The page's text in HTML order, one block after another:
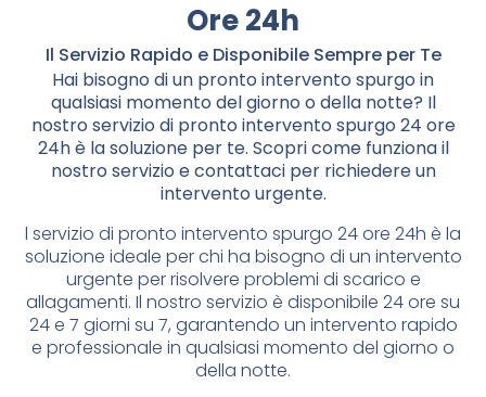
Ore 24h
Il Servizio Rapido e Disponibile Sempre per Te
Hai bisogno di un pronto intervento spurgo in
qualsiasi momento del giorno o della notte? Il
nostro servizio di pronto intervento spurgo 24 ore
24h è la soluzione per te. Scopri come funziona il
nostro servizio e contattaci per richiedere un
intervento urgente.
l servizio di pronto intervento spurgo 24 ore 24h è la
soluzione ideale per chi ha bisogno di un intervento
urgente per risolvere problemi di scarico e
allagamenti. Il nostro servizio è disponibile 24 ore su
24 e 7 giorni su 7, garantendo un intervento rapido
e professionale in qualsiasi momento del giorno o
della notte.